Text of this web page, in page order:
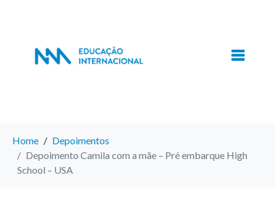
Home
Depoimentos
Depoimento Camila com a mãe – Pré embarque High
School – USA